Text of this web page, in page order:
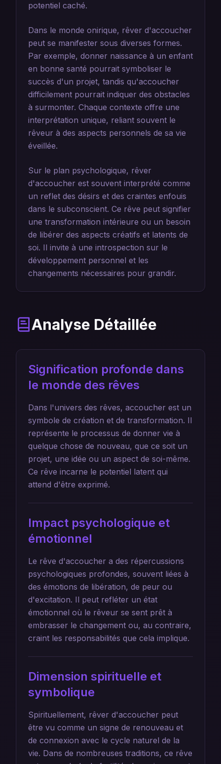
potentiel caché.
Dans le monde onirique, rêver d'accoucher
peut se manifester sous diverses formes.
Par exemple, donner naissance à un enfant
en bonne santé pourrait symboliser le
succès d'un projet, tandis qu'accoucher
difficilement pourrait indiquer des obstacles
à surmonter. Chaque contexte offre une
interprétation unique, reliant souvent le
rêveur à des aspects personnels de sa vie
éveillée.
Sur le plan psychologique, rêver
d'accoucher est souvent interprété comme
un reflet des désirs et des craintes enfouis
dans le subconscient. Ce rêve peut signifier
une transformation intérieure ou un besoin
de libérer des aspects créatifs et latents de
soi. Il invite à une introspection sur le
développement personnel et les
changements nécessaires pour grandir.
Analyse Détaillée
Signification profonde dans
le monde des rêves
Dans l'univers des rêves, accoucher est un
symbole de création et de transformation. Il
représente le processus de donner vie à
quelque chose de nouveau, que ce soit un
projet, une idée ou un aspect de soi-même.
Ce rêve incarne le potentiel latent qui
attend d'être exprimé.
Impact psychologique et
émotionnel
Le rêve d'accoucher a des répercussions
psychologiques profondes, souvent liées à
des émotions de libération, de peur ou
d'excitation. Il peut refléter un état
émotionnel où le rêveur se sent prêt à
embrasser le changement ou, au contraire,
craint les responsabilités que cela implique.
Dimension spirituelle et
symbolique
Spirituellement, rêver d'accoucher peut
être vu comme un signe de renouveau et
de connexion avec le cycle naturel de la
vie. Dans de nombreuses traditions, ce rêve